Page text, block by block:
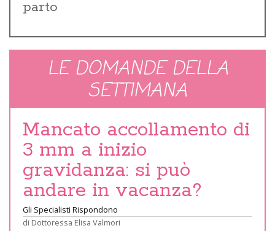
parto
LE DOMANDE DELLA
SETTIMANA
Mancato accollamento di
3 mm a inizio
gravidanza: si può
andare in vacanza?
Gli Specialisti Rispondono
di Dottoressa Elisa Valmori